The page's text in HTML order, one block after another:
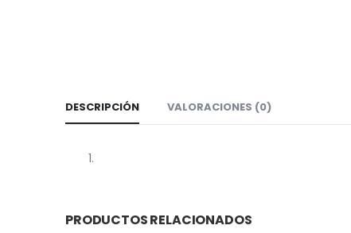
DESCRIPCIÓN VALORACIONES (0)
PRODUCTOS RELACIONADOS